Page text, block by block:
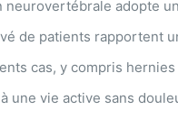
neurovertébrale adopte
de patients rapportent
cas, y compris
une vie active sans